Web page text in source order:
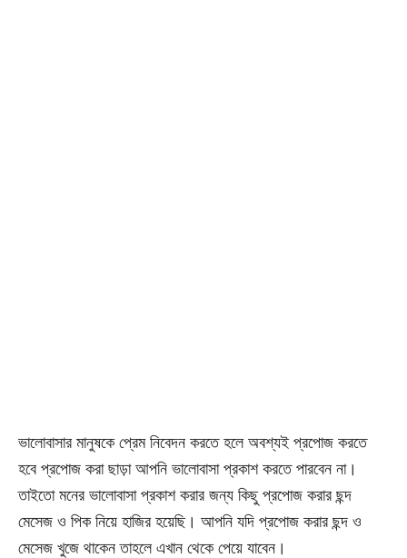
ভালোবাসার মানুষকে প্রেম নিবেদন করতে হলে অবশ্যই প্রপোজ করতে
হবে প্রপোজ করা ছাড়া আপনি ভালোবাসা প্রকাশ করতে পারবেন না।
তাইতো মনের ভালোবাসা প্রকাশ করার জন্য কিছু প্রপোজ করার ছন্দ
মেসেজ ও পিক নিয়ে হাজির হয়েছি। আপনি যদি প্রপোজ করার ছন্দ ও
মেসেজ খুজে থাকেন তাহলে এখান থেকে পেয়ে যাবেন।